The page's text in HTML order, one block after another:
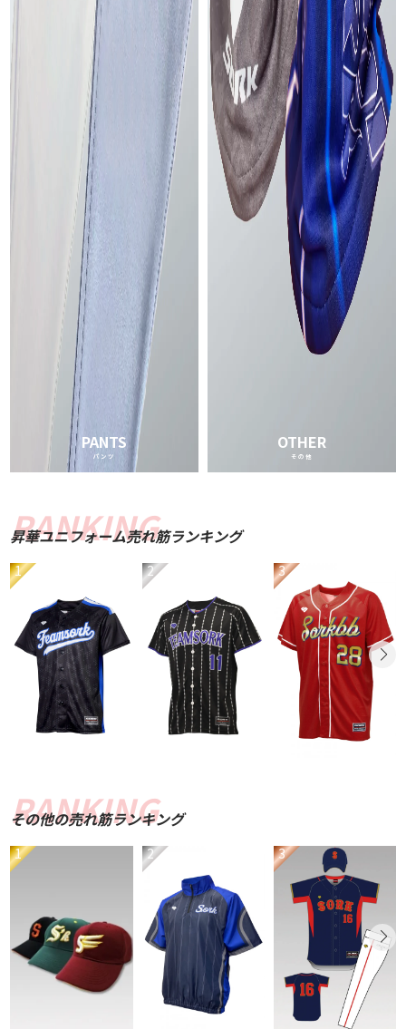
PANTS
パンツ
OTHER
その他
昇華ユニフォーム売れ筋ランキング
その他の売れ筋ランキング